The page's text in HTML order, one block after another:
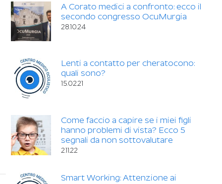
A Corato medici a confronto: ecco il
secondo congresso OcuMurgia
28.10.24
Lenti a contatto per cheratocono:
quali sono?
15.02.21
Come faccio a capire se i miei figli
hanno problemi di vista? Ecco 5
segnali da non sottovalutare
2.11.22
Smart Working: Attenzione ai